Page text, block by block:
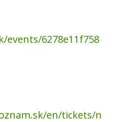
6278e11f758
en/tickets/n